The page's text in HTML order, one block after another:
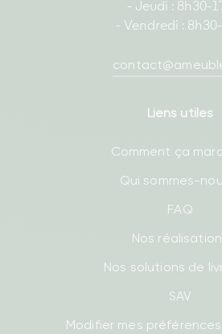
- Jeudi : 8h30-
- Vendredi :
Liens utiles
Comment ça
Qui sommes-
FAQ
Nos
Nos solutions de
SAV
Modifier mes